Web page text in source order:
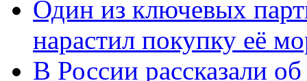
Один из ключевых
нарастил покупку её
В России рассказали